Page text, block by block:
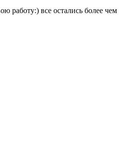
работу:) все остались более чем